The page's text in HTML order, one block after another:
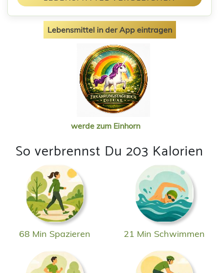
Lebensmittel in der App eintragen
werde zum Einhorn
So verbrennst Du 203 Kalorien
68 Min Spazieren 21 Min Schwimmen